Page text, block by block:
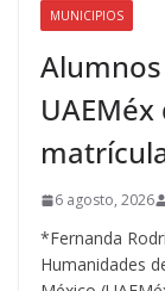
MUNICIPIOS
6 agosto, 2026
*Fernanda
Humanidades